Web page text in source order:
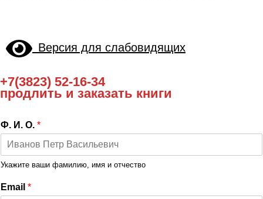
Версия для слабовидящих
+7(3823) 52-16-34
продлить и заказать книги
Ф. И. О. *
Укажите ваши фамилию, имя и отчество
Email *